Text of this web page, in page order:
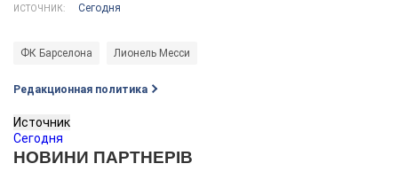
ИСТОЧНИК: Сегодня
ФК Барселона Лионель Месси
Редакционная политика
Источник
Сегодня